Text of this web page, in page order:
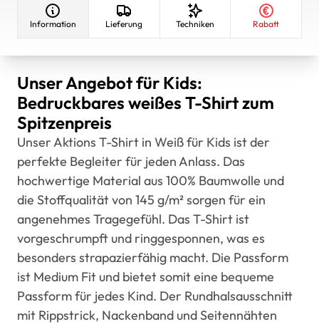
Information Lieferung Techniken Rabatt
Unser Angebot für Kids:
Bedruckbares weißes T-Shirt zum
Spitzenpreis
Unser Aktions T-Shirt in Weiß für Kids ist der
perfekte Begleiter für jeden Anlass. Das
hochwertige Material aus 100% Baumwolle und
die Stoffqualität von 145 g/m² sorgen für ein
angenehmes Tragegefühl. Das T-Shirt ist
vorgeschrumpft und ringgesponnen, was es
besonders strapazierfähig macht. Die Passform
ist Medium Fit und bietet somit eine bequeme
Passform für jedes Kind. Der Rundhalsausschnitt
mit Rippstrick, Nackenband und Seitennähten